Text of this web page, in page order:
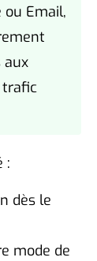
ou Email,
aux
trafic
:
dès le
mode de